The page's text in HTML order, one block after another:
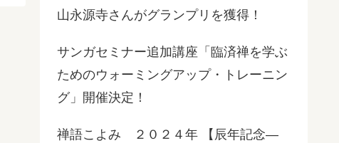
山永源寺さんがグランプリを獲得！
サンガセミナー追加講座「臨済禅を学ぶ
ためのウォーミングアップ・トレーニン
グ」開催決定！
禅語こよみ ２０２４年 【辰年記念―